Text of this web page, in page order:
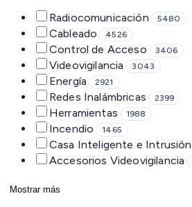
Radiocomunicación 5480
Cableado 4526
Control de Acceso 3406
Videovigilancia 3043
Energía 2921
Redes Inalámbricas 2399
Herramientas 1988
Incendio 1465
Casa Inteligente e Intrusión
Accesorios Videovigilancia
Mostrar más